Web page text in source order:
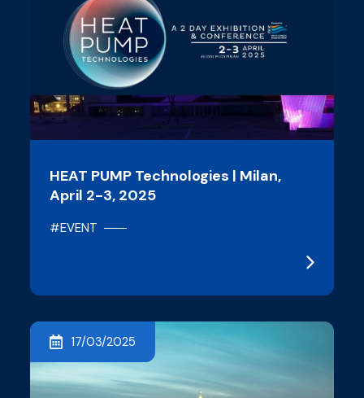
HEAT PUMP Technologies | Milan,
April 2-3, 2025
#EVENT
17/03/2025